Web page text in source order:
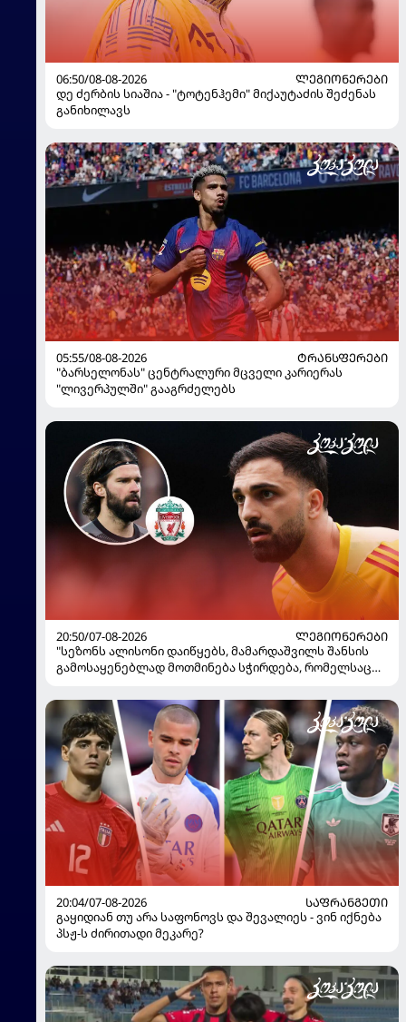
06:50/08-08-2026
ᲚᲔᲒᲘᲝᲜᲔᲠᲔᲑᲘ
დე ძერბის სიაშია - "ტოტენჰემი" მიქაუტაძის შეძენას
განიხილავს
05:55/08-08-2026
ᲢᲠᲐᲜᲡᲤᲔᲠᲔᲑᲘ
"ბარსელონას" ცენტრალური მცველი კარიერას
"ლივერპულში" გააგრძელებს
20:50/07-08-2026
ᲚᲔᲒᲘᲝᲜᲔᲠᲔᲑᲘ
"სეზონს ალისონი დაიწყებს, მამარდაშვილს შანსის
გამოსაყენებლად მოთმინება სჭირდება, რომელსაც
ყოფილმა მეკარემ
20:04/07-08-2026
ᲡᲐᲤᲠᲐᲜᲒᲔᲗᲘ
გაყიდიან თუ არა საფონოვს და შევალიეს - ვინ იქნება
პსჟ-ს ძირითადი მეკარე?